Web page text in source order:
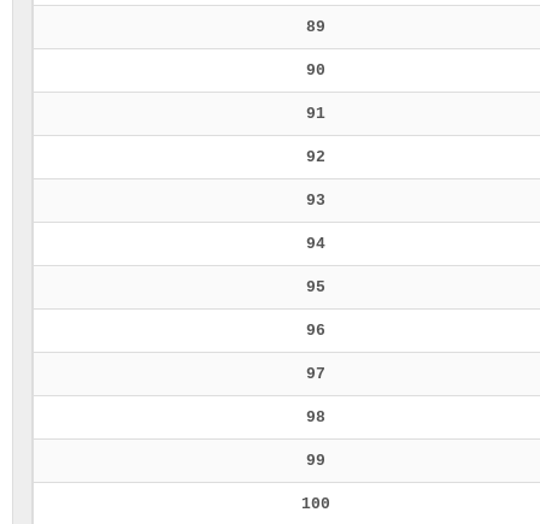
89
90
91
92
93
94
95
96
97
98
99
100